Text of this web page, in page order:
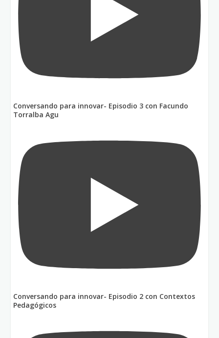
Conversando para innovar- Episodio 3 con Facundo
Torralba Agu
Conversando para innovar- Episodio 2 con Contextos
Pedagógicos